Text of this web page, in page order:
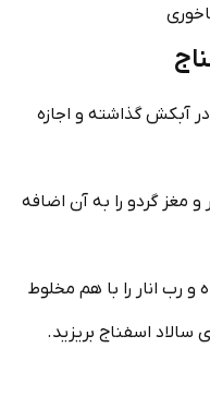
آبکش گذاشته و اجازه
و مغز گردو را به آن اضافه
و رب انار را با هم مخلوط
اسفناج بریزید.